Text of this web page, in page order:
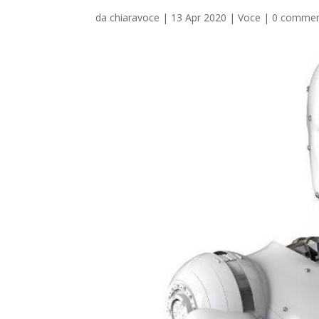
da chiaravoce | 13 Apr 2020 |Voce | 0